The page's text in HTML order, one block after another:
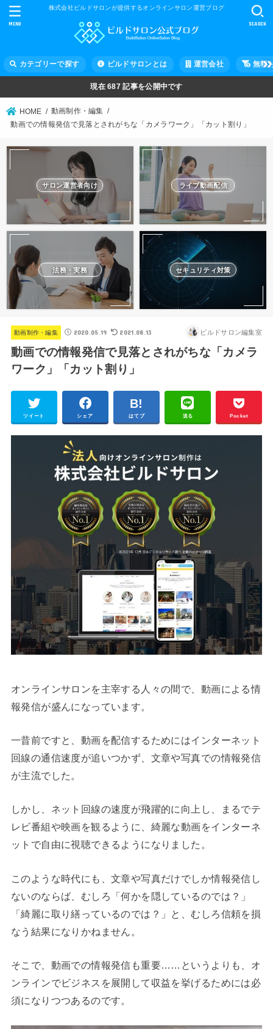
株式会社ビルドサロンが提供するオンラインサロン運営ブログ
カテゴリーで探す ビルドサロンとは 運営会社 無料
SEARCH
MENU
現在687 記事を公開中です
HOME
動画制作・編集
動画での情報発信で見落とされがちな「カメラワーク」「カット割り」
サロン運営者向け ライブ動画配信
法務・実務 セキュリティ対策
動画制作・編集 2020.05.19 2021.08.13 ビルドサロン編集室
動画での情報発信で見落とされがちな「カメラ
ワーク」「カット割り」
ツイート シェア はてブ 送る Pocket
オンラインサロンを主宰する人々の間で、動画による情
報発信が盛んになっています。
一昔前ですと、動画を配信するためにはインターネット
回線の通信速度が追いつかず、文章や写真での情報発信
が主流でした。
しかし、ネット回線の速度が飛躍的に向上し、まるでテ
レビ番組や映画を観るように、綺麗な動画をインターネ
ットで自由に視聴できるようになりました。
このような時代にも、文章や写真だけでしか情報発信し
ないのならば、むしろ「何かを隠しているのでは？」
「綺麗に取り繕っているのでは？」と、むしろ信頼を損
なう結果になりかねません。
そこで、動画での情報発信も重要……というよりも、オ
ンラインでビジネスを展開して収益を挙げるためには必
須になりつつあるのです。